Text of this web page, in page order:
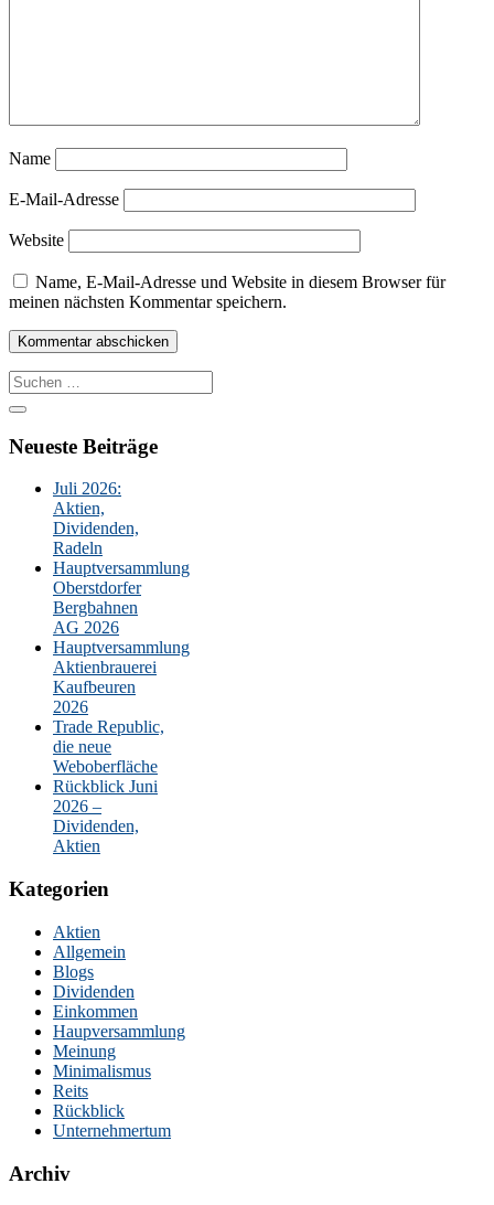
Name
E-Mail-Adresse
Website
Name, E-Mail-Adresse und Website in diesem Browser für
meinen nächsten Kommentar speichern.
Suche
nach:
Neueste Beiträge
Juli 2026:
Aktien,
Dividenden,
Radeln
Hauptversammlung
Oberstdorfer
Bergbahnen
AG 2026
Hauptversammlung
Aktienbrauerei
Kaufbeuren
2026
Trade Republic,
die neue
Weboberfläche
Rückblick Juni
2026 –
Dividenden,
Aktien
Kategorien
Aktien
Allgemein
Blogs
Dividenden
Einkommen
Haupversammlung
Meinung
Minimalismus
Reits
Rückblick
Unternehmertum
Archiv